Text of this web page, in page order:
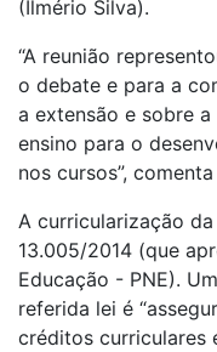
(Ilmério Silva).
“A reunião
o debate e para a
a extensão e sobre
ensino para o
nos cursos”,
A curricularização
13.005/2014 (que
Educação - PNE).
referida lei é
créditos curriculares